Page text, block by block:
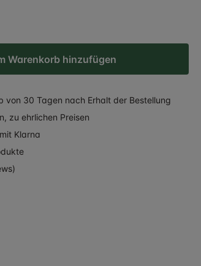
Warenkorb hinzufügen
von 30 Tagen nach Erhalt der Bestellung
zu ehrlichen Preisen
mit Klarna